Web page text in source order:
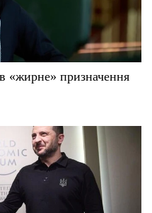
«жирне» призначення